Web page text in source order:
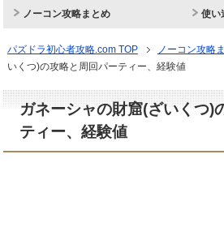
ノーコン攻略まとめ 使い
パズドラ初心者攻略.com TOP ノーコン攻略
いくつ)の攻略と周回パーティー、経験値
ガネーシャの財窟(ざいくつ)
ティー、経験値